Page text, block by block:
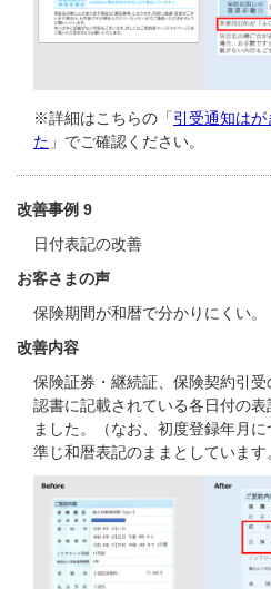
※詳細はこちらの「引受通知は
た 」でご確認ください。
改善事例 9
日付表記の改善
お客さまの声
保険期間が和暦で分かりにくい。
改善内容
保険証券・継続証、保険契約引
認書に記載されている各日付の
ました。（なお、初度登録年月
準じ和暦表記のままとしています